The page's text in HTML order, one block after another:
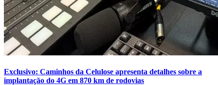
Exclusivo: Caminhos da Celulose apresenta detalhes sobre a
implantação do 4G em 870 km de rodovias